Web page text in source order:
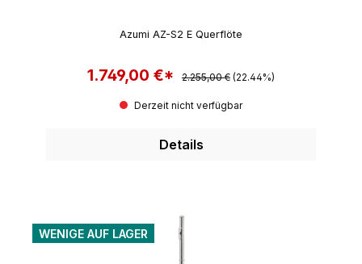
Azumi AZ-S2 E Querflöte
Verkaufspreis:
1.749,00 €* Regulärer Preis:
2.255,00 € (22.44%)
Derzeit nicht verfügbar
Details
WENIGE AUF LAGER